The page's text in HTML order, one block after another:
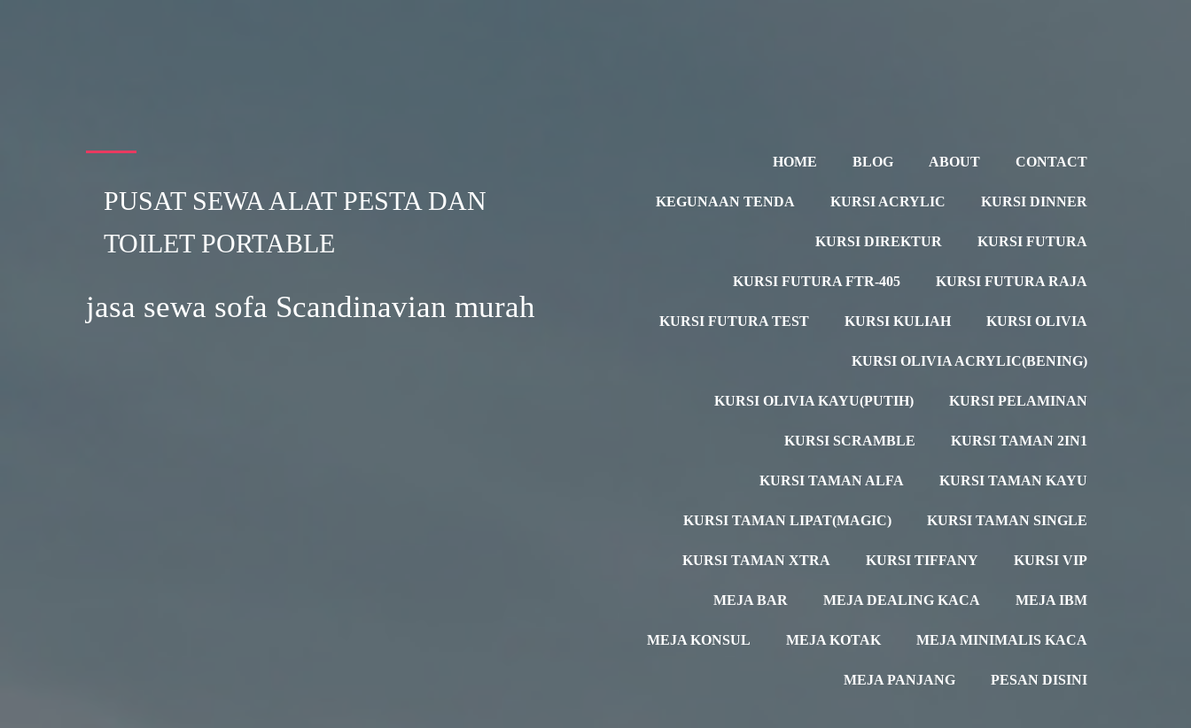
PUSAT SEWA ALAT PESTA DAN
TOILET PORTABLE
jasa sewa sofa Scandinavian murah
HOME BLOG ABOUT CONTACT
KEGUNAAN TENDA KURSI ACRYLIC KURSI DINNER
KURSI DIREKTUR KURSI FUTURA
KURSI FUTURA FTR-405 KURSI FUTURA RAJA
KURSI FUTURA TEST KURSI KULIAH KURSI OLIVIA
KURSI OLIVIA ACRYLIC(BENING)
KURSI OLIVIA KAYU(PUTIH) KURSI PELAMINAN
KURSI SCRAMBLE KURSI TAMAN 2IN1
KURSI TAMAN ALFA KURSI TAMAN KAYU
KURSI TAMAN LIPAT(MAGIC) KURSI TAMAN SINGLE
KURSI TAMAN XTRA KURSI TIFFANY KURSI VIP
MEJA BAR MEJA DEALING KACA MEJA IBM
MEJA KONSUL MEJA KOTAK MEJA MINIMALIS KACA
MEJA PANJANG PESAN DISINI